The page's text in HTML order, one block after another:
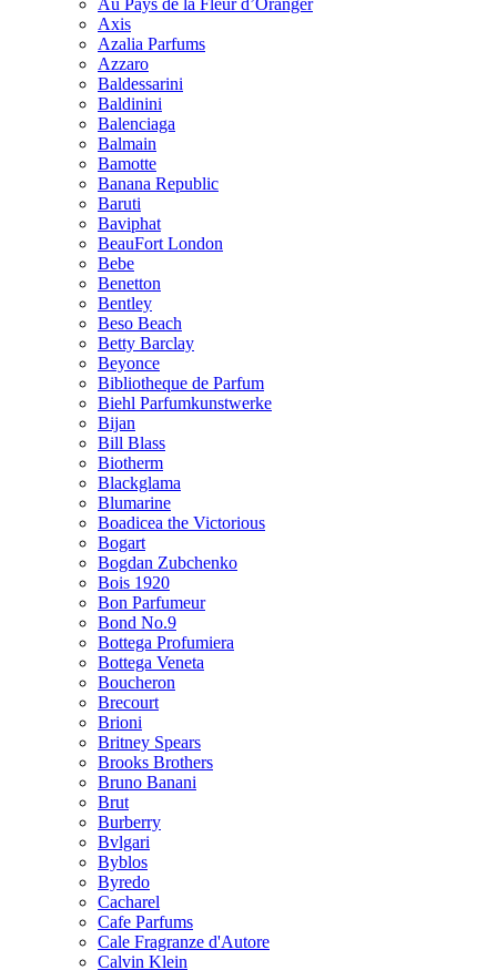
Au Pays de la Fleur d’Oranger
Axis
Azalia Parfums
Azzaro
Baldessarini
Baldinini
Balenciaga
Balmain
Bamotte
Banana Republic
Baruti
Baviphat
BeauFort London
Bebe
Benetton
Bentley
Beso Beach
Betty Barclay
Beyonce
Bibliotheque de Parfum
Biehl Parfumkunstwerke
Bijan
Bill Blass
Biotherm
Blackglama
Blumarine
Boadicea the Victorious
Bogart
Bogdan Zubchenko
Bois 1920
Bon Parfumeur
Bond No.9
Bottega Profumiera
Bottega Veneta
Boucheron
Brecourt
Brioni
Britney Spears
Brooks Brothers
Bruno Banani
Brut
Burberry
Bvlgari
Byblos
Byredo
Cacharel
Cafe Parfums
Cale Fragranze d'Autore
Calvin Klein